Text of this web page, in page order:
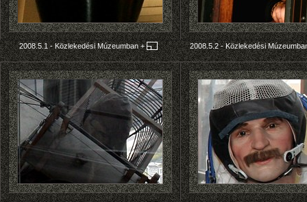
2008.5.1 - Közlekedési Múzeumban+ 2008.5.2 - Közlekedési